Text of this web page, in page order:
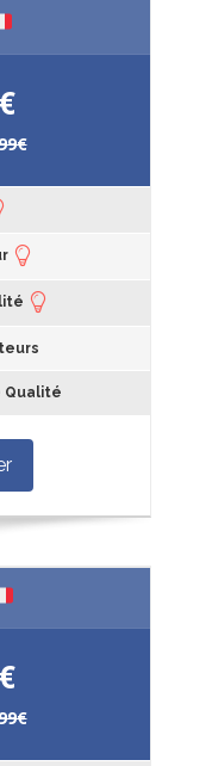
€
Qualité
€